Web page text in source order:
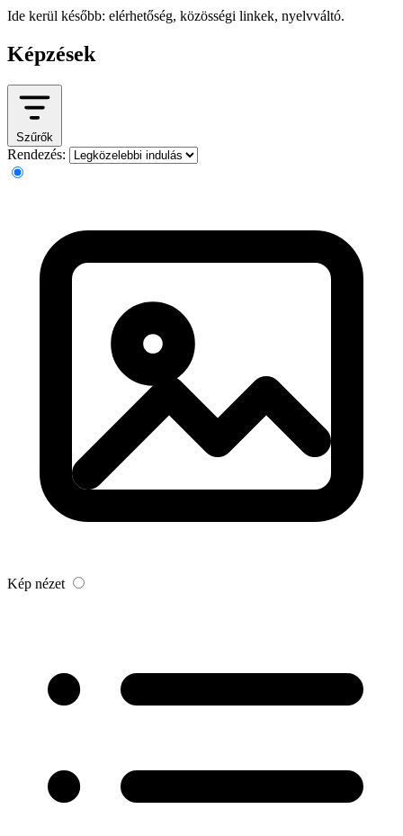
Ide kerül később: elérhetőség, közösségi linkek, nyelvváltó.
Képzések
Szűrők
Rendezés:
Kép nézet